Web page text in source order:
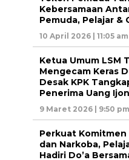
Kebersamaan
Pemuda, Pelajar &
10 April 2026 | 11:05
Ketua Umum LSM
Mengecam Keras
Desak KPK
Penerima Uang Ijon
9 Maret 2026 | 9:50
Perkuat Komitmen
dan Narkoba,
Hadiri Do’a